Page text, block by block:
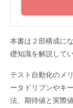
本書は２部構成に
礎知識を解説してい
テスト自動化のメ
ータドリブンやキ
法、期待値と実際